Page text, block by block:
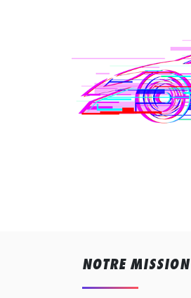
NOTRE MISSION